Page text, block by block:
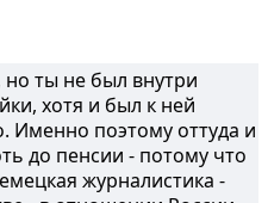
но ты не был внутри
хотя и был к ней
Именно поэтому оттуда и
до пенсии - потому что
журналистика -